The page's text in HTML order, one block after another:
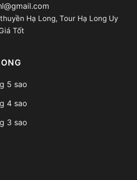
Hạ Long, Tour Hạ Long Uy
Tốt
5 sao
4 sao
3 sao